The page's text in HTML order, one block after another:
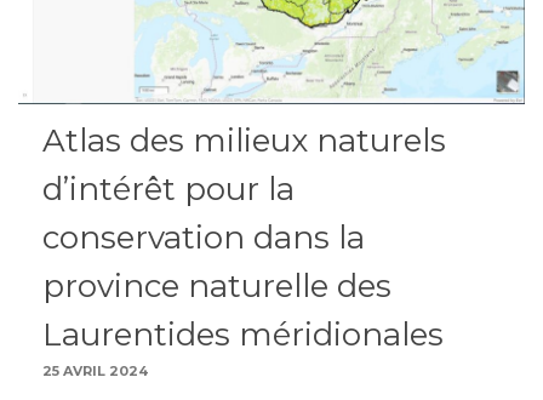
Atlas des milieux naturels
d’intérêt pour la
conservation dans la
province naturelle des
Laurentides méridionales
25 AVRIL 2024